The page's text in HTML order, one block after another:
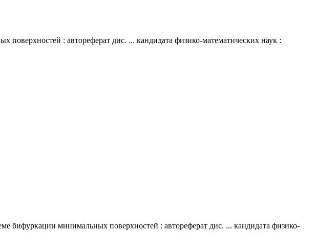
: автореферат дис. ... кандидата физико-математических наук :
бифуркации минимальных поверхностей : автореферат дис. ... кандидата физико-